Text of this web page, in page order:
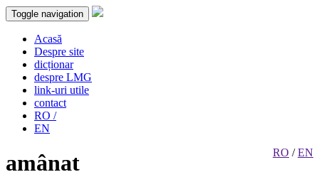
Toggle navigation
Acasă
Despre site
dicționar
despre LMG
link-uri utile
contact
RO /
EN
RO /EN
amânat